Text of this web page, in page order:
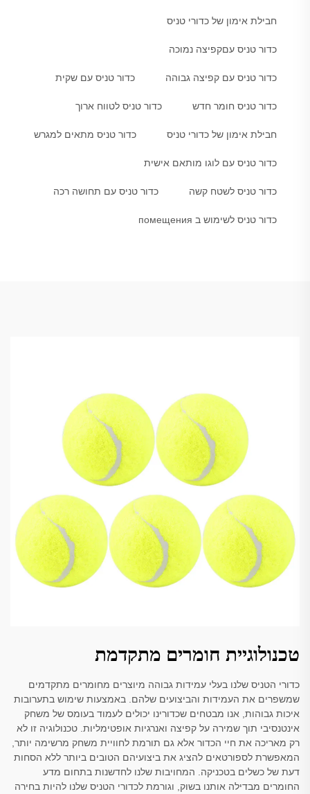
חבילת אימון של כדורי טניס
כדור טניס עםקפיצה נמוכה
כדור טניס עם קפיצה גבוהה כדור טניס עם שקית
כדור טניס חומר חדש כדור טניס לטווח ארוך
חבילת אימון של כדורי טניס כדור טניס מתאים למגרש
כדור טניס עם לוגו מותאם אישית
כדור טניס לשטח קשה כדור טניס עם תחושה רכה
כדור טניס לשימוש ב помещения
טכנולוגיית חומרים מתקדמת
כדורי הטניס שלנו בעלי עמידות גבוהה מיוצרים מחומרים מתקדמים
שמשפרים את העמידות והביצועים שלהם. באמצעות שימוש בתערובות
איכות גבוהות, אנו מבטחים שכדורינו יכולים לעמוד בעומס של משחק
אינטנסיבי תוך שמירה על קפיצה ואנרגיות אופטימליות. טכנולוגיה זו לא
רק מאריכה את חיי הכדור אלא גם תורמת לחוויית משחק מרשימה יותר,
המאפשרת לספורטאים להציג את ביצועיהם הטובים ביותר ללא הסחות
דעת של כשלים בטכניקה. המחויבות שלנו לחדשנות בתחום מדע
החומרים מבדילה אותנו בשוק, וגורמת לכדורי הטניס שלנו להיות בחירה